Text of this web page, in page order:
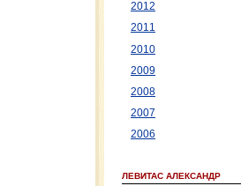
2012
2011
2010
2009
2008
2007
2006
ЛЕВИТАС АЛЕКСАНДР